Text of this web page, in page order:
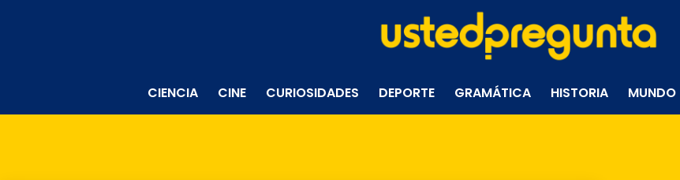
CIENCIA CINE CURIOSIDADES DEPORTE GRAMÁTICA HISTORIA MUNDO